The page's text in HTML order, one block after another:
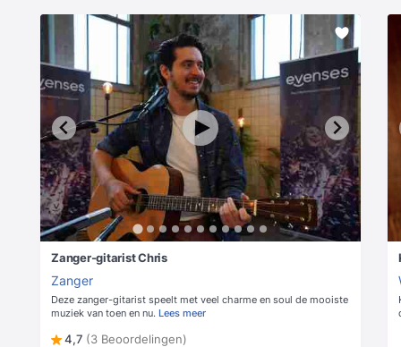
Zanger-gitarist Chris
Zanger
Deze zanger-gitarist speelt met veel charme en soul de mooiste
muziek van toen en nu. Lees meer
4,7 (3 Beoordelingen)